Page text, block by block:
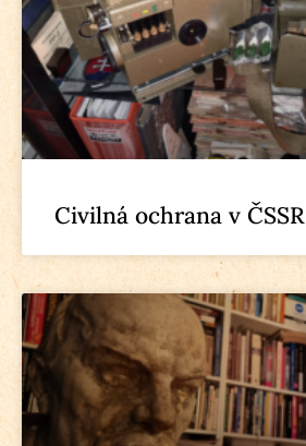
Civilná ochrana v ČSSR